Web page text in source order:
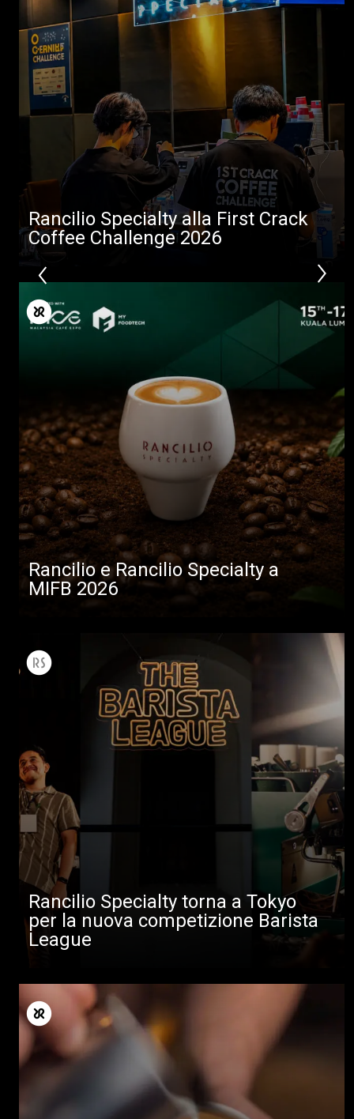
Rancilio Specialty alla First Crack
Coffee Challenge 2026
Rancilio e Rancilio Specialty a
MIFB 2026
Rancilio Specialty torna a Tokyo
per la nuova competizione Barista
League